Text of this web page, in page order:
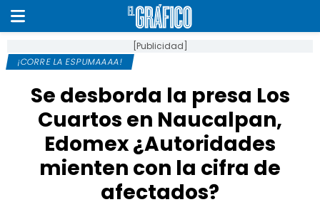
[Publicidad]
¡CORRE LA ESPUMAAAA!
Se desborda la presa Los
Cuartos en Naucalpan,
Edomex ¿Autoridades
mienten con la cifra de
afectados?